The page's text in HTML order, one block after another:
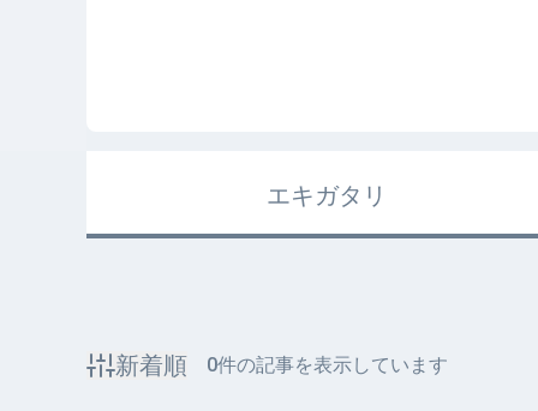
エキガタリ
新着順 0件の記事を表示しています